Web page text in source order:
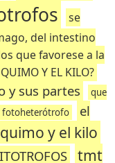
se
del intestino
que favorese a la
Y EL KILO?
y sus partes
que
fotoheterótrofo
el
y el kilo
tmt